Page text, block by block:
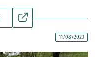
11/08/2023